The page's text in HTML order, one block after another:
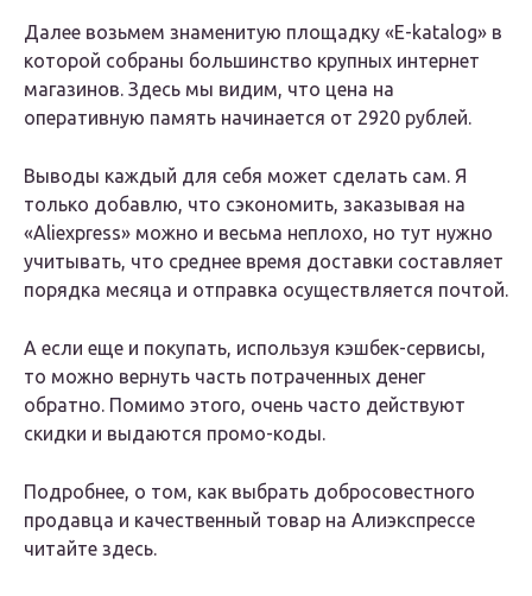
Далее возьмем знаменитую площадку «E-katalog» в
которой собраны большинство крупных интернет
магазинов. Здесь мы видим, что цена на
оперативную память начинается от 2920 рублей.
Выводы каждый для себя может сделать сам. Я
только добавлю, что сэкономить, заказывая на
«Aliexpress» можно и весьма неплохо, но тут нужно
учитывать, что среднее время доставки составляет
порядка месяца и отправка осуществляется почтой.
А если еще и покупать, используя кэшбек-сервисы,
то можно вернуть часть потраченных денег
обратно. Помимо этого, очень часто действуют
скидки и выдаются промо-коды.
Подробнее, о том, как выбрать добросовестного
продавца и качественный товар на Алиэкспрессе
читайте здесь.